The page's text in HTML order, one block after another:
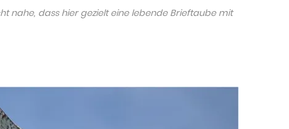
nahe, dass hier gezielt eine lebende Brieftaube mit